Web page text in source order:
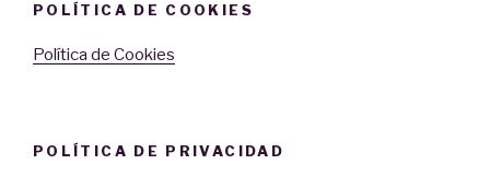
POLÍTICA DE COOKIES
Política de Cookies
POLÍTICA DE PRIVACIDAD